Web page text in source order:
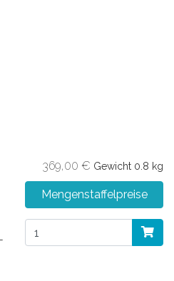
369,00 € Gewicht 0.8 kg
Mengenstaffelpreise